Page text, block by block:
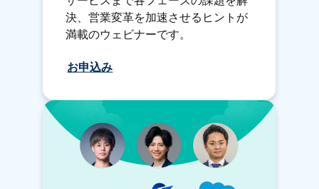
決、営業変革を加速させるヒントが
満載のウェビナーです。
お申込み